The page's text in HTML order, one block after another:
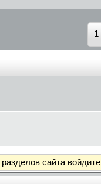
1
сайта войдите